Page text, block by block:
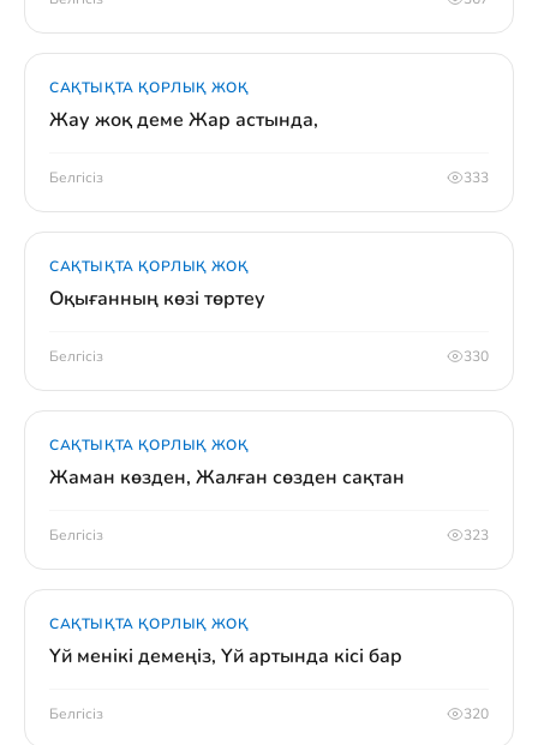
САҚТЫҚТА ҚОРЛЫҚ ЖОҚ
Жау жоқ деме Жар астында,
Белгісіз 333
САҚТЫҚТА ҚОРЛЫҚ ЖОҚ
Оқығанның көзі төртеу
Белгісіз 330
САҚТЫҚТА ҚОРЛЫҚ ЖОҚ
Жаман көзден, Жалған сөзден сақтан
Белгісіз 323
САҚТЫҚТА ҚОРЛЫҚ ЖОҚ
Үй менікі демеңіз, Үй артында кісі бар
Белгісіз 320